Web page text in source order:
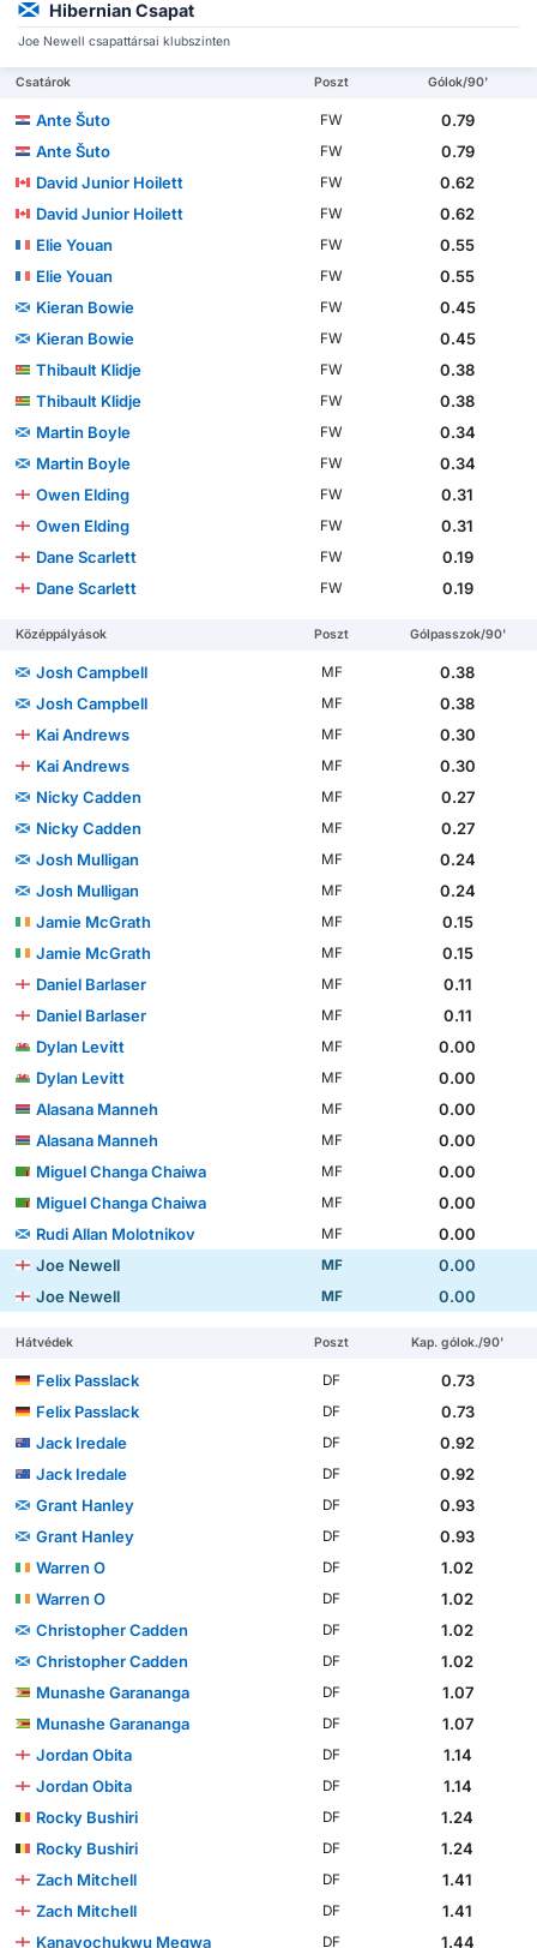
Hibernian Csapat
Joe Newell csapattársai klubszinten
Csatárok Poszt Gólok/90'
Ante Šuto FW
0.79
Ante Šuto
FW
0.79
David Junior Hoilett
FW
0.62
David Junior Hoilett
FW
0.62
Elie Youan
FW
0.55
Elie Youan
FW
0.55
Kieran Bowie
FW
0.45
Kieran Bowie
FW
0.45
Thibault Klidje
FW
0.38
Thibault Klidje
FW
0.38
Martin Boyle
FW
0.34
Martin Boyle
FW
0.34
Owen Elding
FW
0.31
Owen Elding
FW
0.31
Dane Scarlett
FW
0.19
Dane Scarlett
FW 0.19
Középpályások Poszt Gólpasszok/90'
Josh Campbell MF
0.38
Josh Campbell
MF
0.38
Kai Andrews
MF
0.30
Kai Andrews
MF
0.30
Nicky Cadden
MF
0.27
Nicky Cadden
MF
0.27
Josh Mulligan
MF
0.24
Josh Mulligan
MF
0.24
Jamie McGrath
MF
0.15
Jamie McGrath
MF
0.15
Daniel Barlaser
MF
0.11
Daniel Barlaser
MF
0.11
Dylan Levitt
MF
0.00
Dylan Levitt
MF
0.00
Alasana Manneh
MF
0.00
Alasana Manneh
MF
0.00
Miguel Changa Chaiwa
MF
0.00
Miguel Changa Chaiwa
MF
0.00
Rudi Allan Molotnikov
MF
0.00
Joe Newell
MF
0.00
Joe Newell
MF 0.00
Hátvédek Poszt Kap. gólok./90'
Felix Passlack DF
0.73
Felix Passlack
DF
0.73
Jack Iredale
DF
0.92
Jack Iredale
DF
0.92
Grant Hanley
DF
0.93
Grant Hanley
DF
0.93
Warren O
DF
1.02
Warren O
DF
1.02
Christopher Cadden
DF
1.02
Christopher Cadden
DF
1.02
Munashe Garananga
DF
1.07
Munashe Garananga
DF
1.07
Jordan Obita
DF
1.14
Jordan Obita
DF
1.14
Rocky Bushiri
DF
1.24
Rocky Bushiri
DF
1.24
Zach Mitchell
DF
1.41
Zach Mitchell
DF
1.41
Kanayochukwu Megwa
DF
1.44